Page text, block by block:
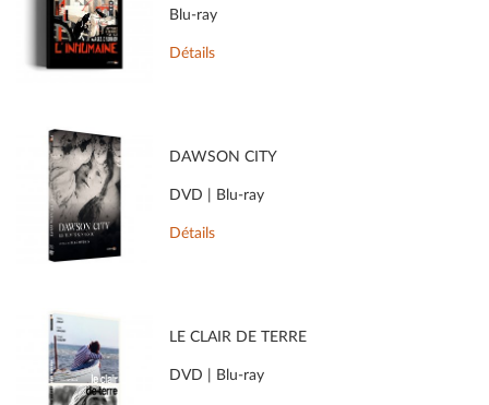
Blu-ray
Détails
DAWSON CITY
DVD | Blu-ray
Détails
LE CLAIR DE TERRE
DVD | Blu-ray